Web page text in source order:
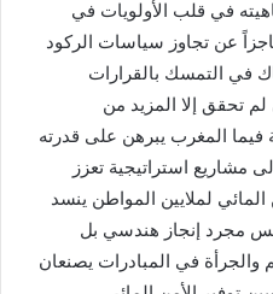
في قلب الأولويات في
عن تجاوز سياسات الركود
في التمسك بالقرارات
لم تحقق إلا المزيد من
فيما المغرب يبرهن على قدرته
مشاريع استراتيجية تعزز
المائي لملايين المواطن ينسد
مجرد إنجاز هندسي بل
والجرأة في المبادرات يصنعان